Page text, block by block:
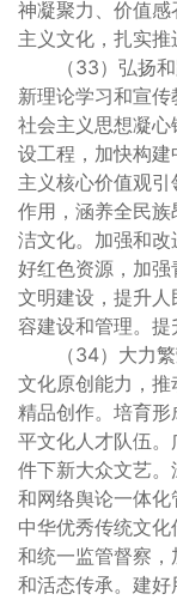
神凝聚力、价值
主义文化，扎实推
（33）弘扬和
新理论学习和宣
社会主义思想凝
设工程，加快构
主义核心价值观
作用，涵养全民
洁文化。加强和
好红色资源，加
文明建设，提升
容建设和管理。提
（34）大力繁
文化原创能力，
精品创作。培育
平文化人才队伍
件下新大众文艺
和网络舆论一体
中华优秀传统文
和统一监管督察
和活态传承。建